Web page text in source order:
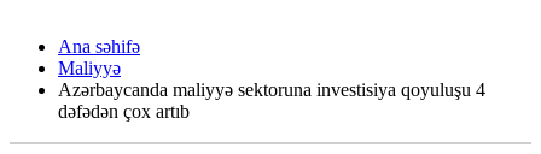
Ana səhifə
Maliyyə
Azərbaycanda maliyyə sektoruna investisiya qoyuluşu 4
dəfədən çox artıb